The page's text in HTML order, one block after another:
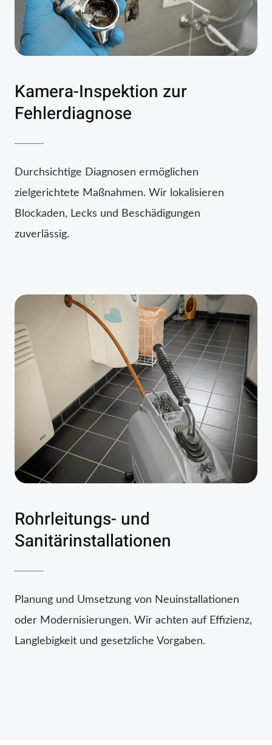
Kamera-Inspektion zur
Fehlerdiagnose
Durchsichtige Diagnosen ermöglichen
zielgerichtete Maßnahmen. Wir lokalisieren
Blockaden, Lecks und Beschädigungen
zuverlässig.
Rohrleitungs- und
Sanitärinstallationen
Planung und Umsetzung von Neuinstallationen
oder Modernisierungen. Wir achten auf Effizienz,
Langlebigkeit und gesetzliche Vorgaben.